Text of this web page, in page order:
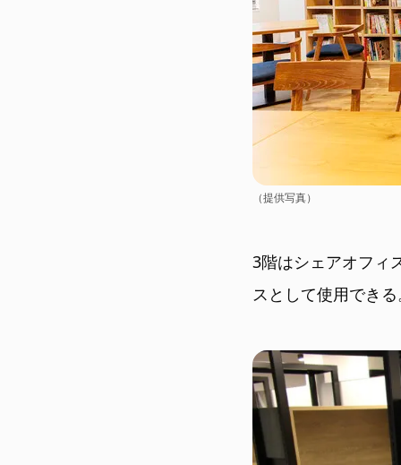
（提供写真）
3階はシェアオフィ
スとして使用でき